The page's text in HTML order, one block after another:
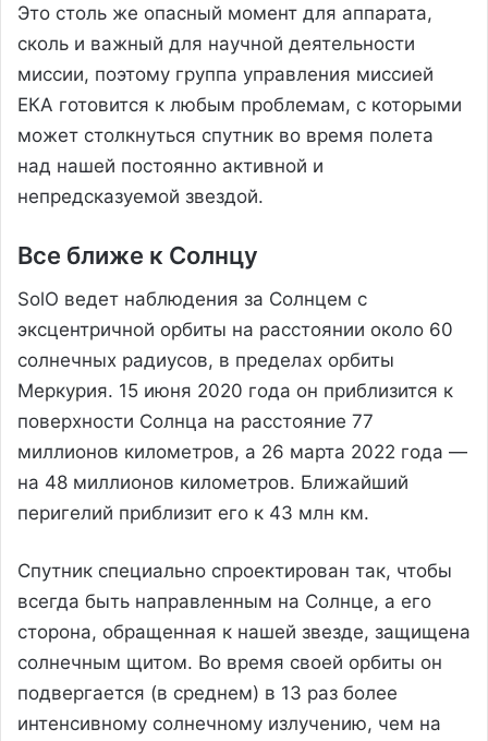
Это столь же опасный момент для аппарата,
сколь и важный для научной деятельности
миссии, поэтому группа управления миссией
ЕКА готовится к любым проблемам, с которыми
может столкнуться спутник во время полета
над нашей постоянно активной и
непредсказуемой звездой.
Все ближе к Солнцу
SolO ведет наблюдения за Солнцем с
эксцентричной орбиты на расстоянии около 60
солнечных радиусов, в пределах орбиты
Меркурия. 15 июня 2020 года он приблизится к
поверхности Солнца на расстояние 77
миллионов километров, а 26 марта 2022 года —
на 48 миллионов километров. Ближайший
перигелий приблизит его к 43 млн км.
Спутник специально спроектирован так, чтобы
всегда быть направленным на Солнце, а его
сторона, обращенная к нашей звезде, защищена
солнечным щитом. Во время своей орбиты он
подвергается (в среднем) в 13 раз более
интенсивному солнечному излучению, чем на